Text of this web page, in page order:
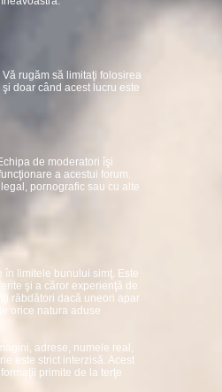
rugăm să limitaţi folosirea
doar când acest lucru este
de moderatori îşi
a acestui forum.
pornografic sau cu alte
în limitele bunului simţ. Este
şi a căror experienţă de
răbdători dacă uneori apar
orice natura aduse
adrese, numele real,
este strict interzisă. Acest
primite de la terţe